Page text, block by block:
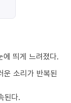
에 띄게 느려졌다.
운 소리가 반복된
된다.